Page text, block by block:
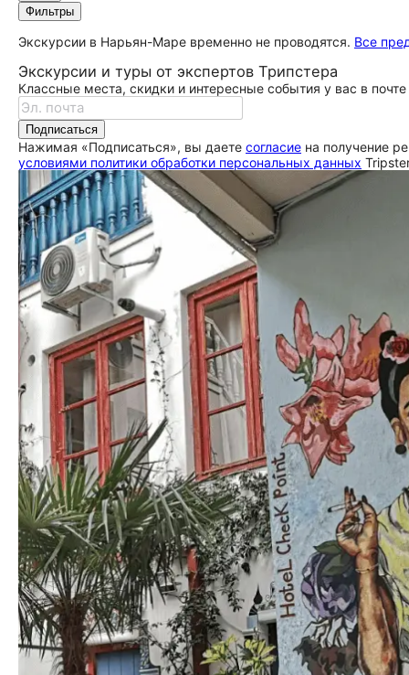
Фильтры
Экскурсии в Нарьян-Маре временно не проводятся. Все
Экскурсии и туры от экспертов Трипстера
Классные места, скидки и интересные события у вас в почте
Подписаться
Нажимая «Подписаться», вы даете согласие на получение
условиями политики обработки персональных данных